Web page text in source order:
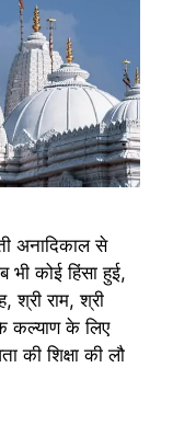
अनादिकाल से
भी कोई हिंसा हुई,
श्री राम, श्री
के कल्याण के लिए
की शिक्षा की लौ